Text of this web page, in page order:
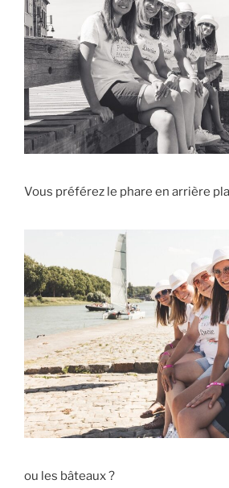
Vous préférez le phare en arrière
ou les bâteaux ?